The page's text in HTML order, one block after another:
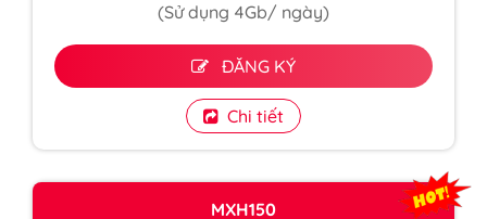
(Sử dụng 4Gb/ ngày)
ĐĂNG KÝ
Chi tiết
MXH150